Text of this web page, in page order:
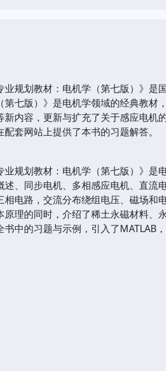
划教材：电机学（第七版）》是
七版）》是电机学领域的经典教材
内容，更新与扩充了关于感应电
套网站上提供了本书的习题解答。
划教材：电机学（第七版）》是
、同步电机、多相感应电机、直
电路，交流分布绕组电压、磁场
原理的同时，介绍了稀土永磁材料
中的习题与示例，引入了MATLAB